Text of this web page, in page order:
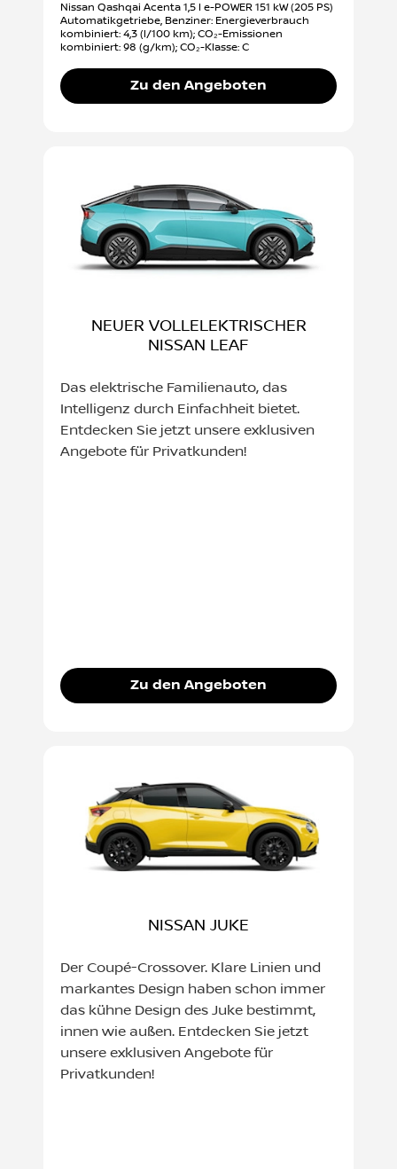
Nissan Qashqai Acenta 1,5 l e-POWER 151 kW (205 PS)
Automatikgetriebe, Benziner: Energieverbrauch
kombiniert: 4,3 (l/100 km); CO₂-Emissionen
kombiniert: 98 (g/km); CO₂-Klasse: C
Zu den Angeboten
NEUER VOLLELEKTRISCHER
NISSAN LEAF
Das elektrische Familienauto, das
Intelligenz durch Einfachheit bietet.
Entdecken Sie jetzt unsere exklusiven
Angebote für Privatkunden!
Zu den Angeboten
NISSAN JUKE
Der Coupé-Crossover. Klare Linien und
markantes Design haben schon immer
das kühne Design des Juke bestimmt,
innen wie außen. Entdecken Sie jetzt
unsere exklusiven Angebote für
Privatkunden!